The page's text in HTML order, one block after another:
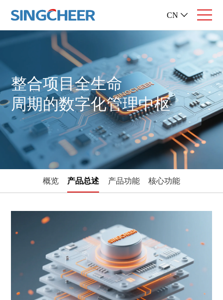
CN
整合项目全生命
周期的数字化管理中枢
概览 产品总述 产品功能 核心功能